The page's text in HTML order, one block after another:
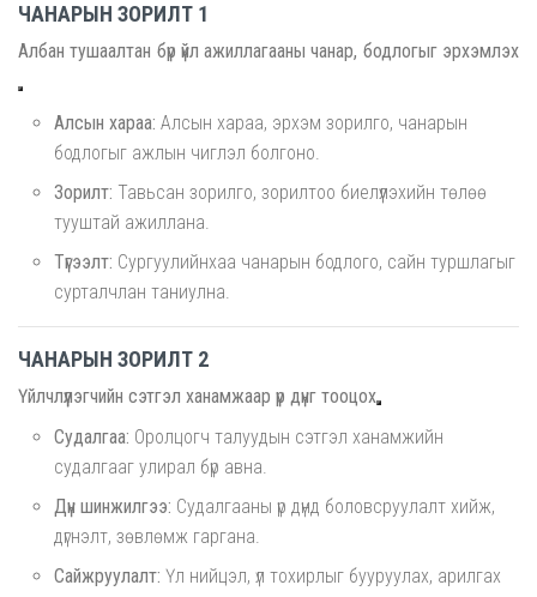
ЧАНАРЫН ЗОРИЛТ 1
Албан тушаалтан бүр үйл ажиллагааны чанар, бодлогыг эрхэмлэх
Алсын хараа: Алсын хараа, эрхэм зорилго, чанарын
бодлогыг ажлын чиглэл болгоно.
Зорилт: Тавьсан зорилго, зорилтоо биелүүлэхийн төлөө
тууштай ажиллана.
Түгээлт: Сургуулийнхаа чанарын бодлого, сайн туршлагыг
сурталчлан таниулна.
ЧАНАРЫН ЗОРИЛТ 2
Үйлчлүүлэгчийн сэтгэл ханамжаар үр дүнг тооцох
Судалгаа: Оролцогч талуудын сэтгэл ханамжийн
судалгааг улирал бүр авна.
Дүн шинжилгээ: Судалгааны үр дүнд боловсруулалт хийж,
дүгнэлт, зөвлөмж гаргана.
Сайжруулалт: Үл нийцэл, үл тохирлыг бууруулах, арилгах